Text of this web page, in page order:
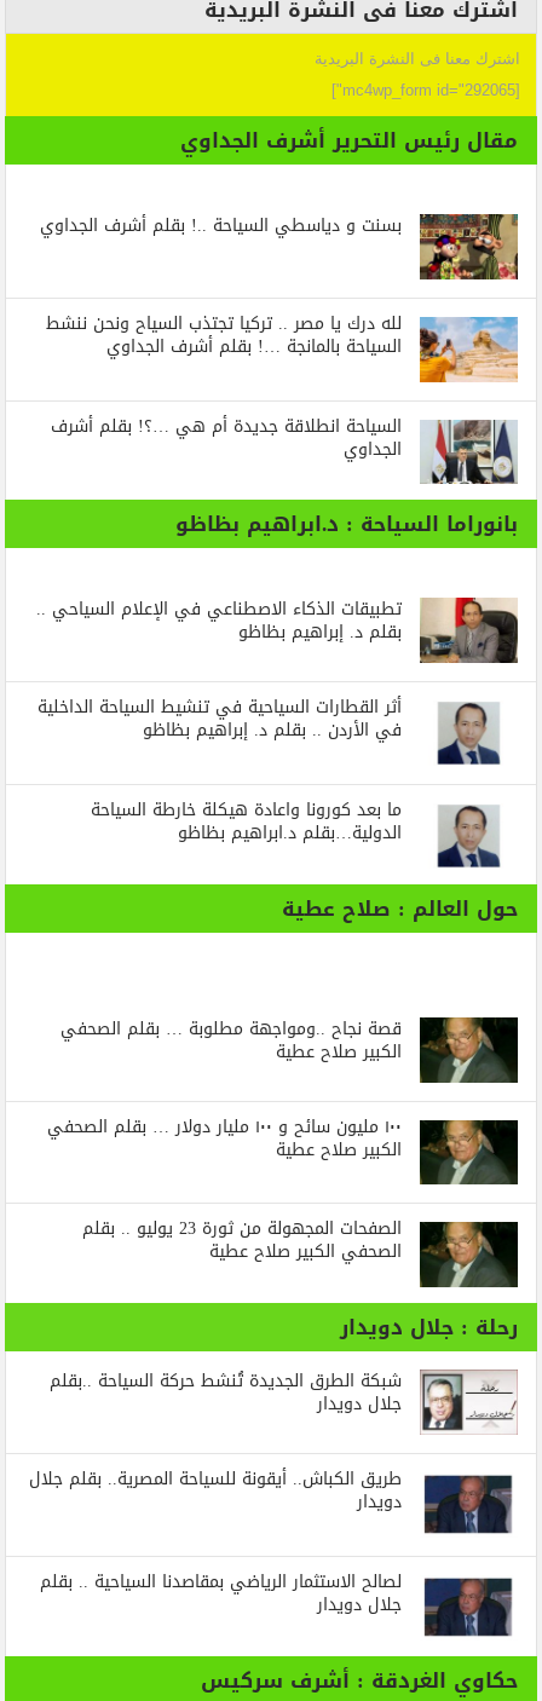
اشترك معنا فى النشرة البريدية
اشترك معنا فى النشرة البريدية
[mc4wp_form id="292065"]
مقال رئيس التحرير أشرف الجداوي
بسنت و دياسطي السياحة ..! بقلم أشرف الجداوي
لله درك يا مصر .. تركيا تجتذب السياح ونحن ننشط
السياحة بالمانجة …! بقلم أشرف الجداوي
السياحة انطلاقة جديدة أم هي …؟! بقلم أشرف
الجداوي
بانوراما السياحة : د.ابراهيم بظاظو
تطبيقات الذكاء الاصطناعي في الإعلام السياحي ..
بقلم د. إبراهيم بظاظو
أثر القطارات السياحية في تنشيط السياحة الداخلية
في الأردن .. بقلم د. إبراهيم بظاظو
ما بعد كورونا واعادة هيكلة خارطة السياحة
الدولية…بقلم د.ابراهيم بظاظو
حول العالم : صلاح عطية
قصة نجاح ..ومواجهة مطلوبة … بقلم الصحفي
الكبير صلاح عطية
١٠٠ مليون سائح و ١٠٠ مليار دولار … بقلم الصحفي
الكبير صلاح عطية
الصفحات المجهولة من ثورة 23 يوليو .. بقلم
الصحفي الكبير صلاح عطية
رحلة : جلال دويدار
شبكة الطرق الجديدة تُنشط حركة السياحة ..بقلم
جلال دويدار
طريق الكباش.. أيقونة للسياحة المصرية.. بقلم جلال
دويدار
لصالح الاستثمار الرياضي بمقاصدنا السياحية .. بقلم
جلال دويدار
حكاوي الغردقة : أشرف سركيس